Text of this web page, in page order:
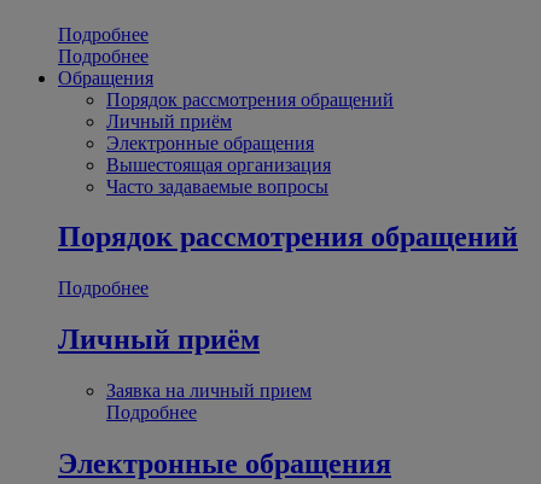
Подробнее
Подробнее
Обращения
Порядок рассмотрения обращений
Личный приём
Электронные обращения
Вышестоящая организация
Часто задаваемые вопросы
Порядок рассмотрения обращений
Подробнее
Личный приём
Заявка на личный прием
Подробнее
Электронные обращения